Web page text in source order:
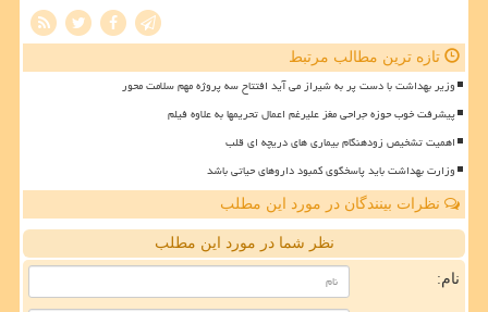
تازه ترین مطالب مرتبط
وزیر بهداشت با دست پر به شیراز می آید افتتاح سه پروژه مهم سلامت محور
پیشرفت خوب حوزه جراحی مغز علیرغم اعمال تحریمها به علاوه فیلم
اهمیت تشخیص زودهنگام بیماری های دریچه ای قلب
وزارت بهداشت باید پاسخگوی کمبود داروهای حیاتی باشد
نظرات بینندگان در مورد این مطلب
نظر شما در مورد این مطلب
نام: